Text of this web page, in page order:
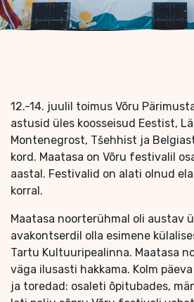
12.-14. juulil toimus Võru
astusid üles koosseisud Eestist,
Montenegrost, Tšehhist ja
kord. Maatasa on Võru festivalil
aastal. Festivalid on alati olnud
korral.
Maatasa noorterühmal oli austav
avakontserdil olla esimene
Tartu Kultuuripealinna. Maatasa
väga ilusasti hakkama. Kolm
ja toredad: osaleti õpitubades,